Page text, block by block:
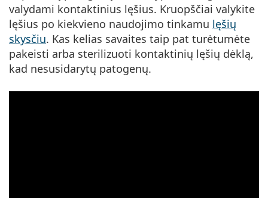
valydami kontaktinius lęšius. Kruopščiai valykite
lęšius po kiekvieno naudojimo tinkamu lęšių
skysčiu. Kas kelias savaites taip pat turėtumėte
pakeisti arba sterilizuoti kontaktinių lęšių dėklą,
kad nesusidarytų patogenų.